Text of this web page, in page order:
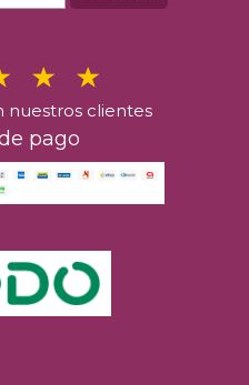
nuestros clientes
pago